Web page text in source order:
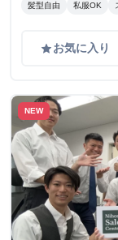
髪型自由 私服OK
gradeお気に入り
NEW